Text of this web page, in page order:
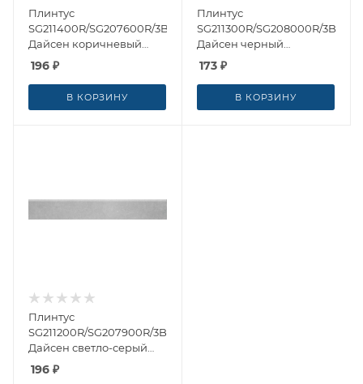
Плинтус
SG211400R/SG207600R/3BT
Дайсен коричневый
обрезной 9.5x60 от
196 ₽
В КОРЗИНУ
Плинтус
SG211300R/SG208000R/3BT
Дайсен черный
обрезной 9.5x60 от
173 ₽
В КОРЗИНУ
Плинтус
SG211200R/SG207900R/3BT
Дайсен светло-серый
обрезной 9.5x60 от
196 ₽